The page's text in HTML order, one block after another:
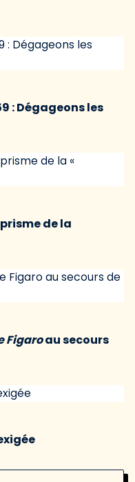
: Dégageons les
de la
Figaroau secours